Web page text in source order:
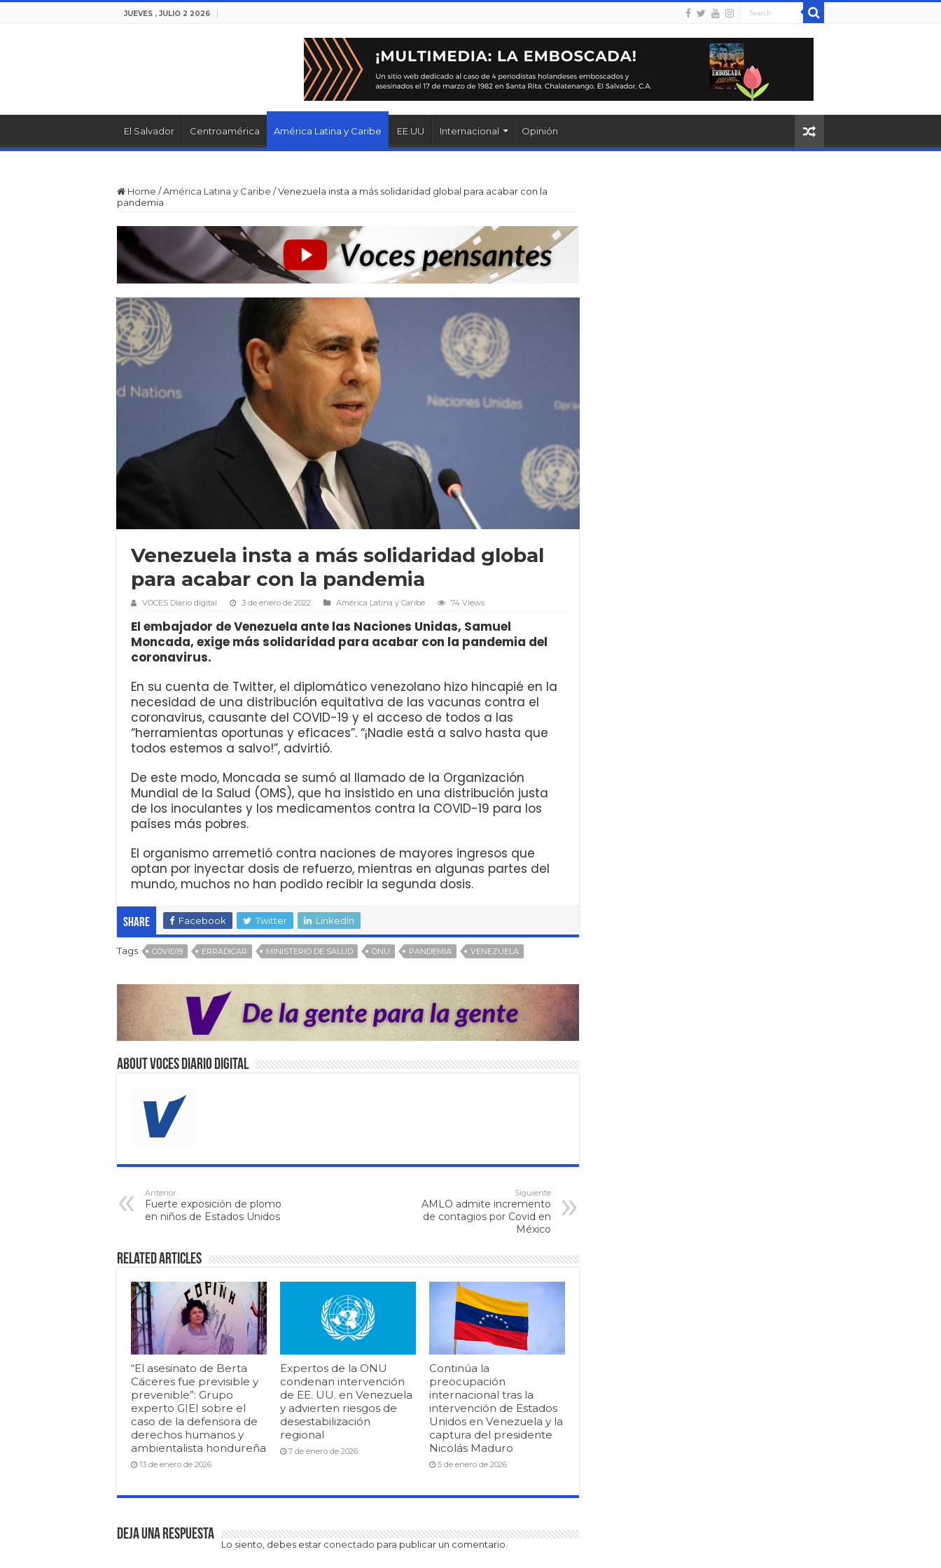
JUEVES , JULIO 2 2026
El Salvador Centroamérica América Latina y Caribe EE.UU Internacional Opinión
Home /América Latina y Caribe /Venezuela insta a más solidaridad global para acabar con la
pandemia
Venezuela insta a más solidaridad global
para acabar con la pandemia
VOCES Diario digital 3 de enero de 2022 América Latina y Caribe 74 Views
El embajador de Venezuela ante las Naciones Unidas, Samuel
Moncada, exige más solidaridad para acabar con la pandemia del
coronavirus.
En su cuenta de Twitter, el diplomático venezolano hizo hincapié en la
necesidad de una distribución equitativa de las vacunas contra el
coronavirus, causante del COVID-19 y el acceso de todos a las
“herramientas oportunas y eficaces”. “¡Nadie está a salvo hasta que
todos estemos a salvo!”, advirtió.
De este modo, Moncada se sumó al llamado de la Organización
Mundial de la Salud (OMS), que ha insistido en una distribución justa
de los inoculantes y los medicamentos contra la COVID-19 para los
países más pobres.
El organismo arremetió contra naciones de mayores ingresos que
optan por inyectar dosis de refuerzo, mientras en algunas partes del
mundo, muchos no han podido recibir la segunda dosis.
Share Facebook Twitter LinkedIn
Tags COVID19 ERRADICAR MINISTERIO DE SALUD ONU PANDEMIA VENEZUELA
About VOCES Diario digital
Anterior
Fuerte exposición de plomo
en niños de Estados Unidos
Siguiente
AMLO admite incremento
de contagios por Covid en
México
Related Articles
“El asesinato de Berta
Cáceres fue previsible y
prevenible”: Grupo
experto GIEI sobre el
caso de la defensora de
derechos humanos y
ambientalista hondureña
13 de enero de 2026
Expertos de la ONU
condenan intervención
de EE. UU. en Venezuela
y advierten riesgos de
desestabilización
regional
7 de enero de 2026
Continúa la
preocupación
internacional tras la
intervención de Estados
Unidos en Venezuela y la
captura del presidente
Nicolás Maduro
5 de enero de 2026
Deja una respuesta
Lo siento, debes estar conectado para publicar un comentario.